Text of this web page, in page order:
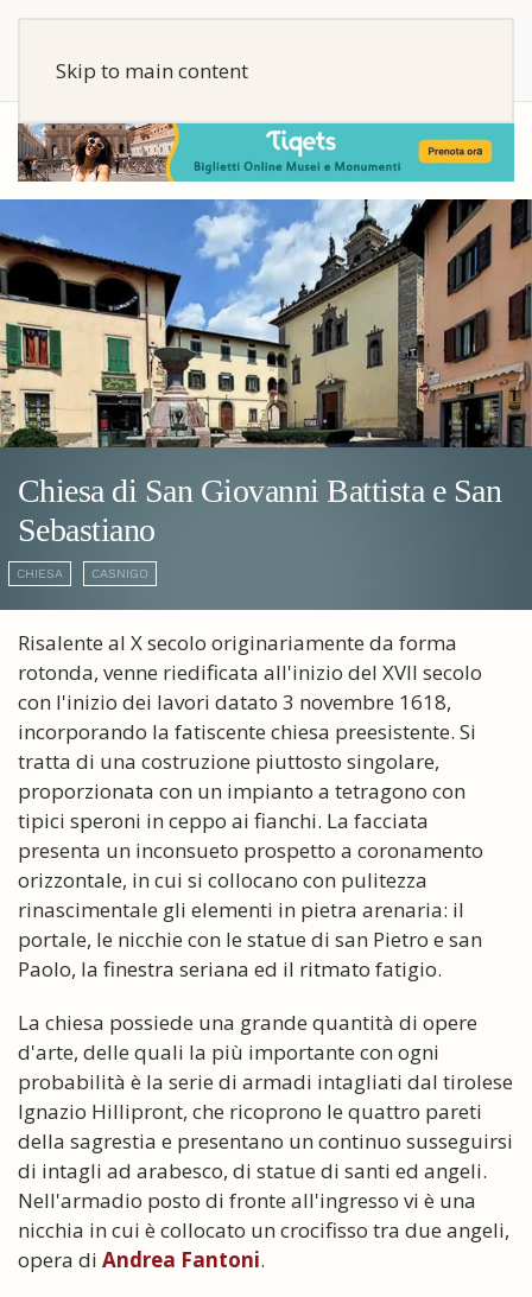
Skip to main content
Chiesa di San Giovanni Battista e San
Sebastiano
CHIESA CASNIGO
Risalente al X secolo originariamente da forma
rotonda, venne riedificata all'inizio del XVII secolo
con l'inizio dei lavori datato 3 novembre 1618,
incorporando la fatiscente chiesa preesistente. Si
tratta di una costruzione piuttosto singolare,
proporzionata con un impianto a tetragono con
tipici speroni in ceppo ai fianchi. La facciata
presenta un inconsueto prospetto a coronamento
orizzontale, in cui si collocano con pulitezza
rinascimentale gli elementi in pietra arenaria: il
portale, le nicchie con le statue di san Pietro e san
Paolo, la finestra seriana ed il ritmato fatigio.
La chiesa possiede una grande quantità di opere
d'arte, delle quali la più importante con ogni
probabilità è la serie di armadi intagliati dal tirolese
Ignazio Hillipront, che ricoprono le quattro pareti
della sagrestia e presentano un continuo susseguirsi
di intagli ad arabesco, di statue di santi ed angeli.
Nell'armadio posto di fronte all'ingresso vi è una
nicchia in cui è collocato un crocifisso tra due angeli,
opera di Andrea Fantoni.